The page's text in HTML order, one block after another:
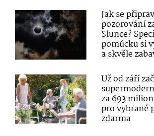
Jak se
pozorování
Slunce?
pomůcku si
a skvěle
Už od září
za 693
pro vybrané
zdarma